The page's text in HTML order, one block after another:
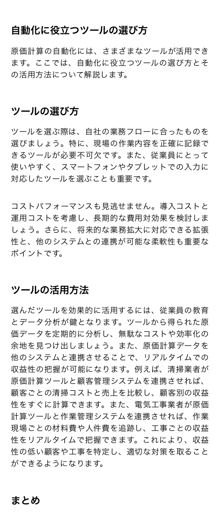
自動化に役立つツールの選び方
原価計算の自動化には、さまざまなツールが活用でき
ます。ここでは、自動化に役立つツールの選び方とそ
の活用方法について解説します。
ツールの選び方
ツールを選ぶ際は、自社の業務フローに合ったものを
選びましょう。特に、現場の作業内容を正確に記録で
きるツールが必要不可欠です。また、従業員にとって
使いやすく、スマートフォンやタブレットでの入力に
対応したツールを選ぶことも重要です。
コストパフォーマンスも見逃せません。導入コストと
運用コストを考慮し、長期的な費用対効果を検討しま
しょう。さらに、将来的な業務拡大に対応できる拡張
性と、他のシステムとの連携が可能な柔軟性も重要な
ポイントです。
ツールの活用方法
選んだツールを効果的に活用するには、従業員の教育
とデータ分析が鍵となります。ツールから得られた原
価データを定期的に分析し、無駄なコストや効率化の
余地を見つけ出しましょう。また、原価計算データを
他のシステムと連携させることで、リアルタイムでの
収益性の把握が可能になります。例えば、清掃業者が
原価計算ツールと顧客管理システムを連携させれば、
顧客ごとの清掃コストと売上を比較し、顧客別の収益
性をすぐに計算できます。また、電気工事業者が原価
計算ツールと作業管理システムを連携させれば、作業
現場ごとの材料費や人件費を追跡し、工事ごとの収益
性をリアルタイムで把握できます。これにより、収益
性の低い顧客や工事を特定し、適切な対策を取ること
ができるようになります。
まとめ